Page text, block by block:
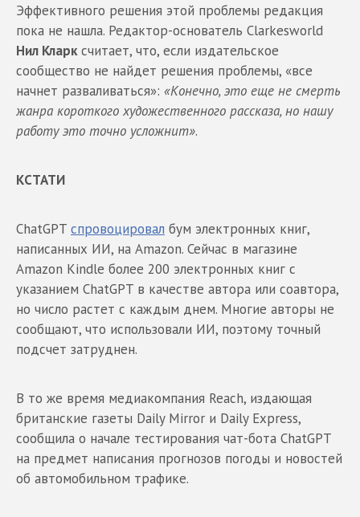
Эффективного решения этой проблемы редакция
пока не нашла. Редактор-основатель Clarkesworld
Нил Кларксчитает, что, если издательское
сообщество не найдет решения проблемы, «все
начнет разваливаться»: «Конечно, это еще не смерть
жанра короткого художественного рассказа, но нашу
работу это точно усложнит».
КСТАТИ
ChatGPT спровоцировал бум электронных книг,
написанных ИИ, на Amazon. Сейчас в магазине
Amazon Kindle более 200 электронных книг с
указанием ChatGPT в качестве автора или соавтора,
но число растет с каждым днем. Многие авторы не
сообщают, что использовали ИИ, поэтому точный
подсчет затруднен.
В то же время медиакомпания Reach, издающая
британские газеты Daily Mirror и Daily Express,
сообщила о начале тестирования чат-бота ChatGPT
на предмет написания прогнозов погоды и новостей
об автомобильном трафике.